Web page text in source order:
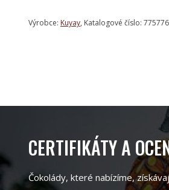
Výrobce: Kuyay, Katalogové číslo:
CERTIFIKÁTY A
Čokolády, které nabízíme,